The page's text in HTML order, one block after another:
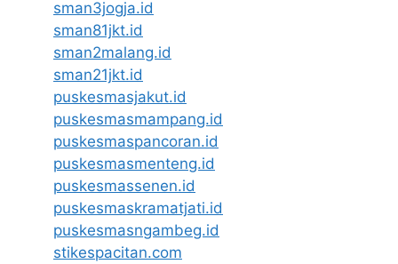
sman3jogja.id
sman81jkt.id
sman2malang.id
sman21jkt.id
puskesmasjakut.id
puskesmasmampang.id
puskesmaspancoran.id
puskesmasmenteng.id
puskesmassenen.id
puskesmaskramatjati.id
puskesmasngambeg.id
stikespacitan.com